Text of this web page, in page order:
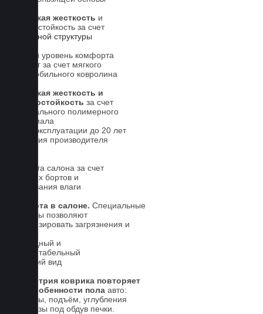
Высокая жесткость и
износостойкость за счет
5-слойной структуры
Новый уровень комфорта
для ног за счет мягкого
автомобильного ковролина
Высокая жесткость и
износостойкость за счет
специального полимерного
материала
Срок эксплуатации до 20 лет
Гарантия производителя
Чистота салона за счет
высоких бортов и
впитывания влаги
Чистота в салоне. Специальные
выступы позволяют
локализировать загрязнения и
Солидный и
презентабельный
внешний вид
Геометрия коврика повторяет
все особенности пола авто:
выступы, подъём, углубления
и вырезы под обдув печки.